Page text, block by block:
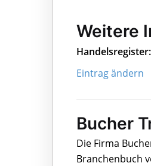
Weitere
Handelsregister:
Eintrag ändern
Bucher
Die Firma
Branchenbuch